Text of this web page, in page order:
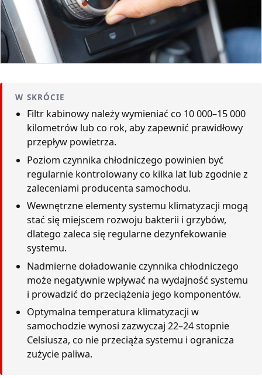
W SKRÓCIE
Filtr kabinowy należy wymieniać co 10 000–15 000
kilometrów lub co rok, aby zapewnić prawidłowy
przepływ powietrza.
Poziom czynnika chłodniczego powinien być
regularnie kontrolowany co kilka lat lub zgodnie z
zaleceniami producenta samochodu.
Wewnętrzne elementy systemu klimatyzacji mogą
stać się miejscem rozwoju bakterii i grzybów,
dlatego zaleca się regularne dezynfekowanie
systemu.
Nadmierne doładowanie czynnika chłodniczego
może negatywnie wpływać na wydajność systemu
i prowadzić do przeciążenia jego komponentów.
Optymalna temperatura klimatyzacji w
samochodzie wynosi zazwyczaj 22–24 stopnie
Celsiusza, co nie przeciąża systemu i ogranicza
zużycie paliwa.